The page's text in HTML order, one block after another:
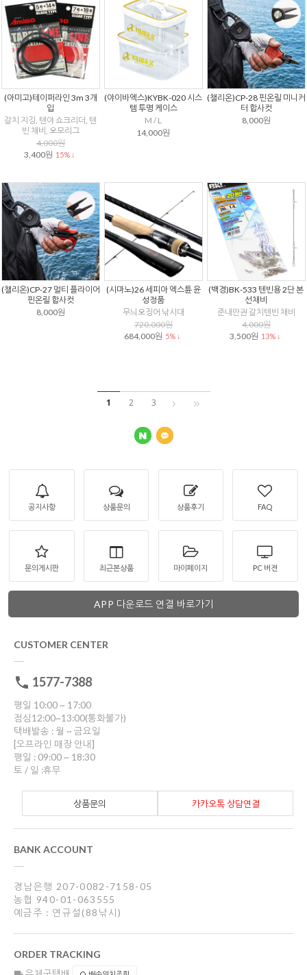
(아미고)테이퍼라인 3m 3개
입
갈치 지깅, 텐야 쇼크리더, 텐
빈 채비, 오모리그
4,000원
3,400원 15% ↓
(야이바엑스)KYBK-020 시스
템 투명 케이스
M / L
14,000원
(챌리온)CP-28 핀온릴 미니커
터 합사컷
8,000원
(챌리온)CP-27 멀티 플라이어
핀온릴 합사컷
8,000원
(시마노)26 세피아 엑스튠 윤
성정품
무늬오징어 낚시대
720,000원
684,000원 5% ↓
(백경)BK-533 텐빈용 2단 본
선채비
준내만권 갈치텐빈 채비
4,000원
3,500원 13% ↓
1 2 3
공지사항 상품문의 상품후기 FAQ
문의게시판 최근본상품 마이페이지 PC 버젼
APP 다운로드 연결 바로가기
CUSTOMER CENTER
1577-7388
평일 10:00 ~ 17:00
점심12:00~13:00(통화불가)
택배발송 : 월 ~ 금요일
[오프라인 매장 안내]
평일 : 09:00 ~ 18:30
토 / 일 :휴무
카카오톡 상담연결
상품문의
BANK ACCOUNT
경남은행 207-0082-7158-05
농협 940-01-063555
예금주 : 연규설(88낚시)
ORDER TRACKING